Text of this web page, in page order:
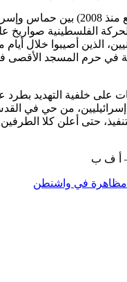
الفلسطينية صواريخ
الذين أصيبوا خلال
في حرم المسجد
على خلفية التهديد بطرد
من حي في
حتى أعلن كلا
– أ ف ب
مظاهرة في واشنطن